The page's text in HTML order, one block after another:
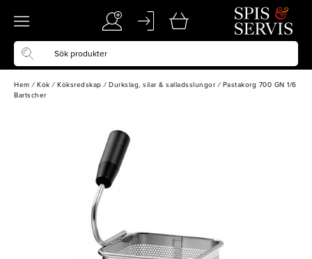
Hem / Kök / Köksredskap / Durkslag, silar & salladsslungor / Pastakorg 700 GN 1/6
Bartscher